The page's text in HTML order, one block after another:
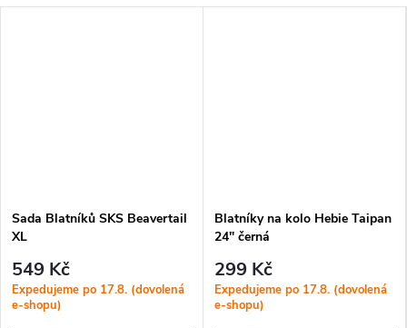
Sada Blatníků SKS Beavertail
XL
549 Kč
Expedujeme po 17.8. (dovolená
e-shopu)
Blatníky na kolo Hebie Taipan
24" černá
299 Kč
Expedujeme po 17.8. (dovolená
e-shopu)